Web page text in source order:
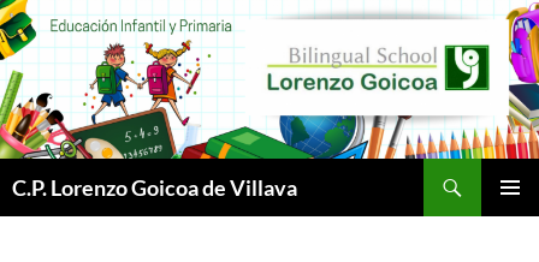
C.P. Lorenzo Goicoa de Villava